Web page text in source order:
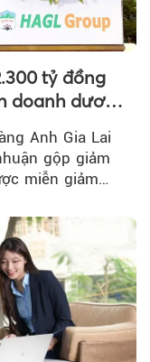
tỷ đồng
doanh dương
Anh Gia Lai
gộp giảm
miễn giảm